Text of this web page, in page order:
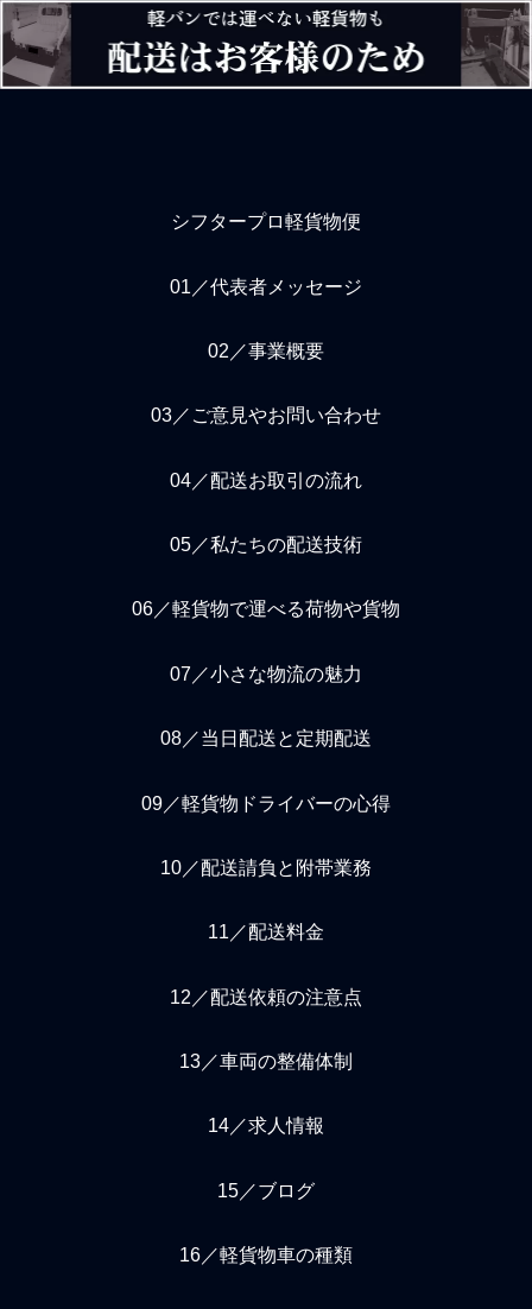
思考が人並みできちんとし
ている人の方が少ないと思
う。私は若い頃から、事業
や経営では同じ汗をかいた
対処カバーをきちんとして
おかなければならないのは
困難なことだ。軽貨物ドラ
イバーの多くは機械的な動
シフタープロ軽貨物便
01／代表者メッセージ
02／事業概要
03／ご意見やお問い合わせ
04／配送お取引の流れ
05／私たちの配送技術
06／軽貨物で運べる荷物や貨物
07／小さな物流の魅力
08／当日配送と定期配送
09／軽貨物ドライバーの心得
10／配送請負と附帯業務
11／配送料金
12／配送依頼の注意点
13／車両の整備体制
14／求人情報
15／ブログ
16／軽貨物車の種類